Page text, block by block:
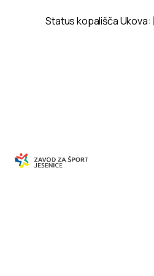
Status kopališča Ukova: